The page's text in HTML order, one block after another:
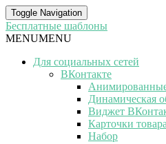
Toggle Navigation
Бесплатные шаблоны
MENUMENU
Для социальных сетей
ВКонтакте
Динамическая
Виджет
Карточки товара
Набор